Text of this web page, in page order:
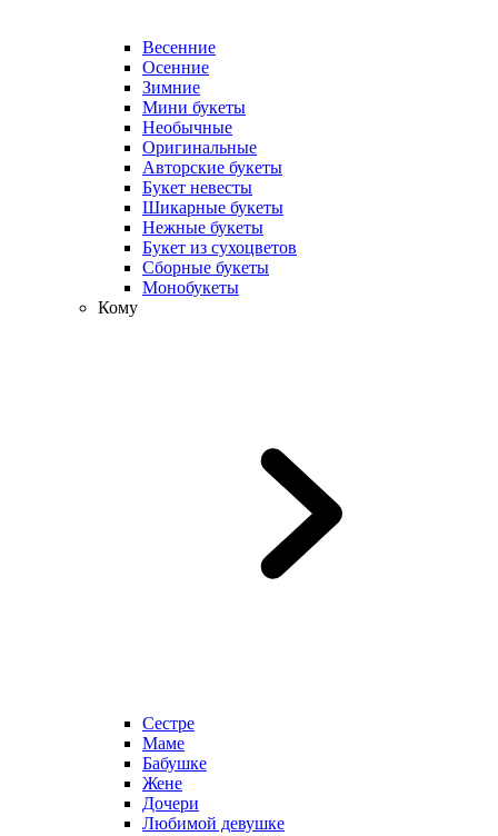
Весенние
Осенние
Зимние
Мини букеты
Необычные
Оригинальные
Авторские букеты
Букет невесты
Шикарные букеты
Нежные букеты
Букет из сухоцветов
Сборные букеты
Монобукеты
Кому
Сестре
Маме
Бабушке
Жене
Дочери
Любимой девушке